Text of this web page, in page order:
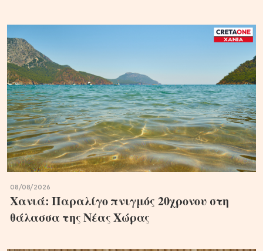
08/08/2026
Χανιά: Παραλίγο πνιγμός 20χρονου στη
θάλασσα της Νέας Χώρας